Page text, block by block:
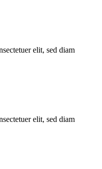
elit, sed diam
elit, sed diam